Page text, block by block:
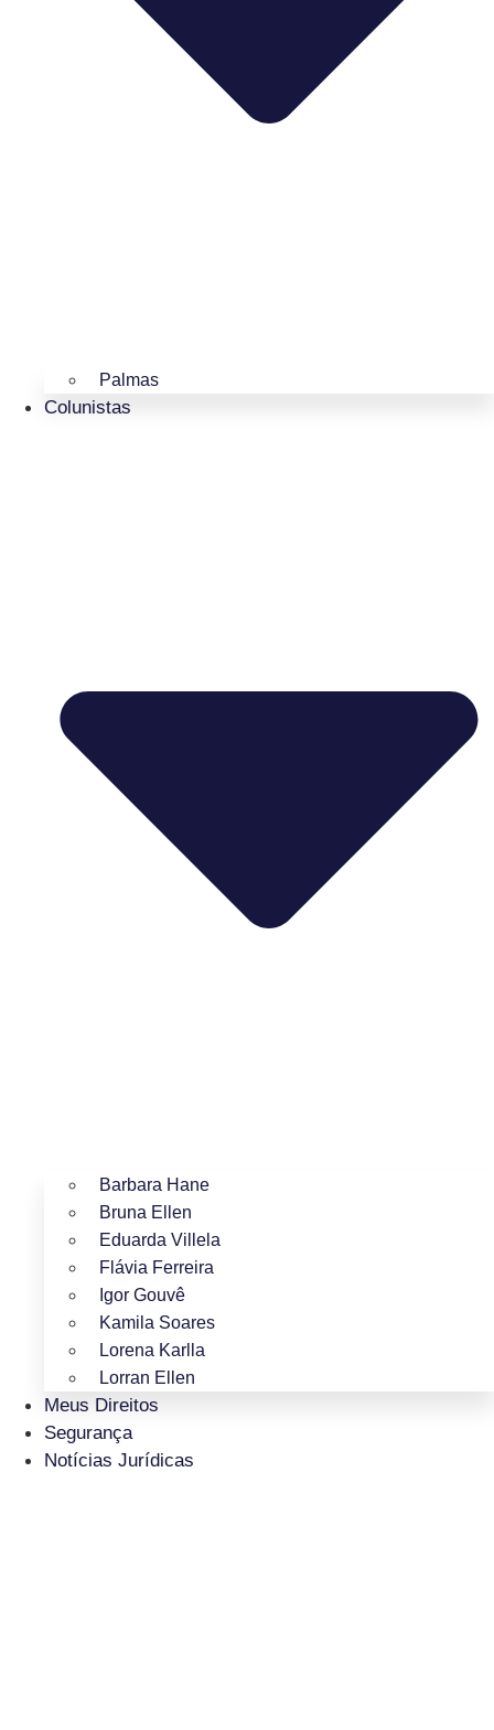
Palmas
Colunistas
Barbara Hane
Bruna Ellen
Eduarda Villela
Flávia Ferreira
Igor Gouvê
Kamila Soares
Lorena Karlla
Lorran Ellen
Meus Direitos
Segurança
Notícias Jurídicas